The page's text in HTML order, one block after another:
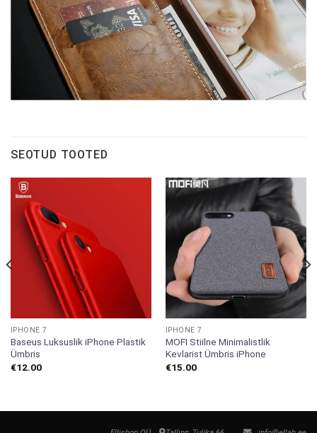
SEOTUD TOOTED
IPHONE 7
Baseus Luksuslik iPhone Plastik
Ümbris
€12.00
IPHONE 7
MOFI Stiilne Minimalistlik
Kevlarist Ümbris iPhone
€15.00